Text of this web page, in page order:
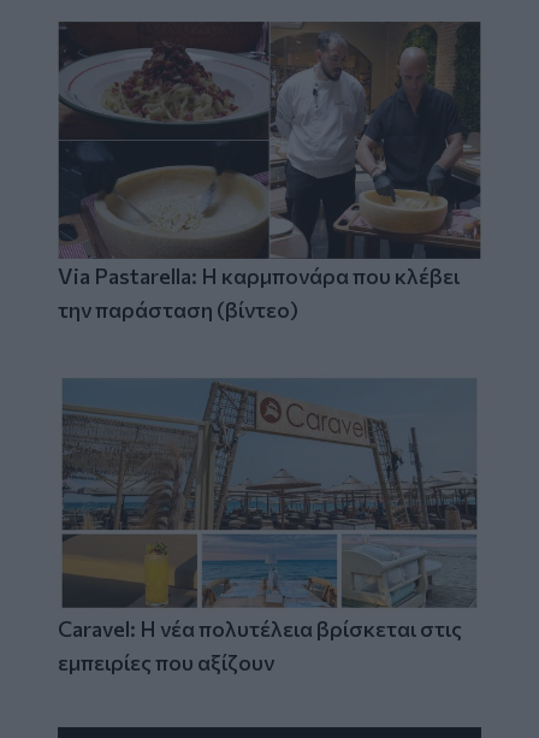
Via Pastarella: Η καρμπονάρα που κλέβει
την παράσταση (βίντεο)
Caravel: Η νέα πολυτέλεια βρίσκεται στις
εμπειρίες που αξίζουν